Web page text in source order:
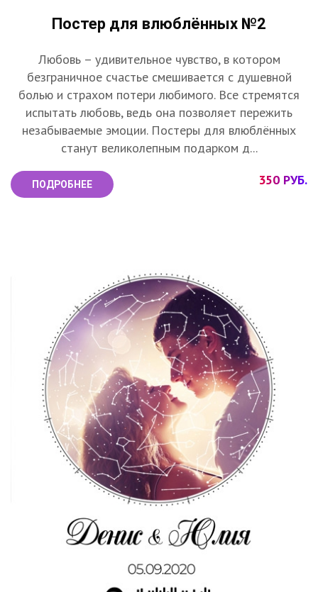
Постер для влюблённых №2
Любовь – удивительное чувство, в котором
безграничное счастье смешивается с душевной
болью и страхом потери любимого. Все стремятся
испытать любовь, ведь она позволяет пережить
незабываемые эмоции. Постеры для влюблённых
станут великолепным подарком д...
ПОДРОБНЕЕ 350 РУБ.